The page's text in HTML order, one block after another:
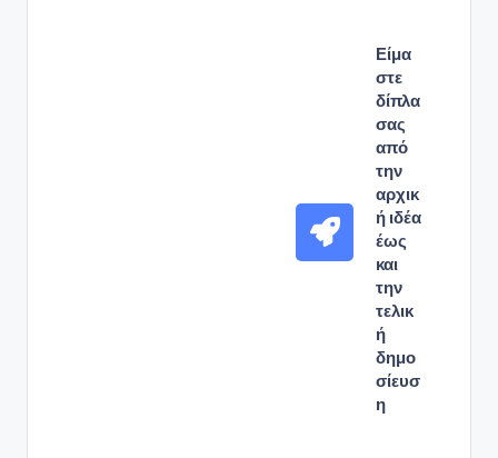
Είμα
στε
δίπλα
σας
από
την
αρχικ
ή ιδέα
έως
και
την
τελικ
ή
δημο
σίευσ
η